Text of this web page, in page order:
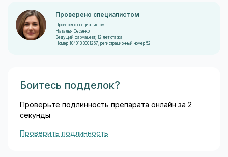
Проверено специалистом
Проверено специалистом
Наталья Фесенко
Ведущий фармацевт, 12 лет стажа
Номер 104013 0001267, регистрационный номер 52
Боитесь подделок?
Проверьте подлинность препарата онлайн за 2
секунды
Проверить подлинность